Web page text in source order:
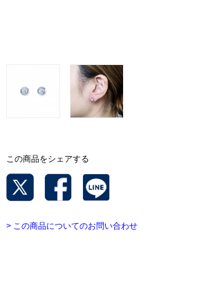
この商品をシェアする
> この商品についてのお問い合わせ